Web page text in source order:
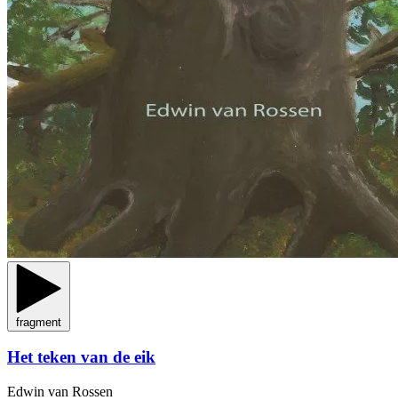
fragment
Het teken van de eik
Edwin van Rossen